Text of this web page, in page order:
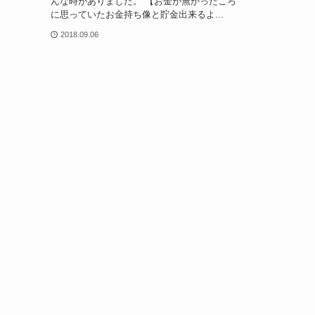
に思っていたお金持ち像と貯金出来るよ...
2018.09.06